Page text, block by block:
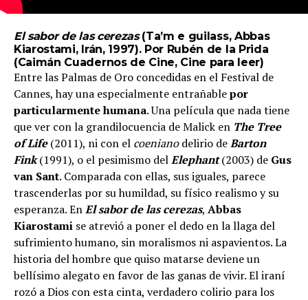
El sabor de las cerezas(Ta’m e guilass, Abbas
Kiarostami, Irán, 1997). Por Rubén de la Prida
(Caimán Cuadernos de Cine, Cine para leer)
Entre las Palmas de Oro concedidas en el Festival de
Cannes, hay una especialmente entrañablepor
particularmente humana. Una película que nada tiene
que ver con la grandilocuencia de Malick en The Tree
of Life(2011), ni con el coenianodelirio deBarton
Fink(1991), o el pesimismo delElephant(2003) de Gus
van Sant. Comparada con ellas, sus iguales, parece
trascenderlas por su humildad, su físico realismo y su
esperanza. EnEl sabor de las cerezas, Abbas
Kiarostami se atrevió a poner el dedo en la llaga del
sufrimiento humano, sin moralismos ni aspavientos. La
historia del hombre que quiso matarse deviene un
bellísimo alegato en favor de las ganas de vivir. El iraní
rozó a Dios con esta cinta, verdadero colirio para los